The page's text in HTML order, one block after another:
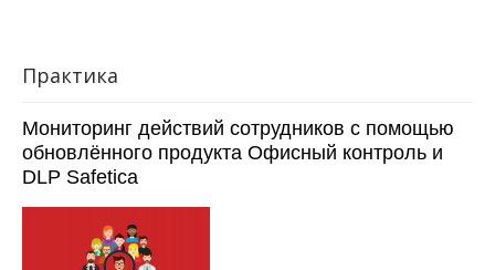
Практика
Мониторинг действий сотрудников с помощью
обновлённого продукта Офисный контроль и
DLP Safetica